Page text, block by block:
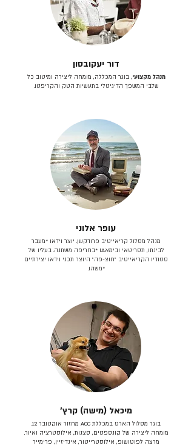
דור יעקובסון
מנהל מקצועי, בוגר המכללה, מומחה ליצירה ומיטוב כל
שלבי המשפך הדיגיטלי בתעשיות הטק והקריפטו.
עופר אלוני
מנהל מסלול קריאייטיב פרודקשן. יוצר וידאו *מעבר
לבינתו, תסריטאי וב​ימאiA‎ *בחריפה משתנה. בעליו של
סטודיו הקריאייטיב ״חוצ-פה״ היוצר תכני וידאו יצירתיים
*משהו.
מיכאל (מישה) קרץ׳
בוגר מסלול הארט במכללת ACC מחזור אוקטובר 12.
מומחה ליצירה של קונספטים, סצנות, אילוסטרציה ואיור.
מרצה לפוטושופ, אילוסטרייטור, אינדיזיין, פרימייר